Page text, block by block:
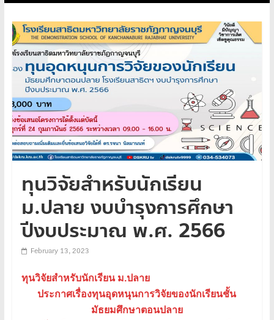
ทุนวิจัยสำหรับนักเรียน
ม.ปลาย งบบำรุงการศึกษา
ปีงบประมาณ พ.ศ. 2566
February 13, 2023
ทุนวิจัยสำหรับนักเรียน ม.ปลาย
ประกาศเรื่องทุนอุดหนุนการวิจัยของนักเรียนชั้น
มัธยมศึกษาตอนปลาย